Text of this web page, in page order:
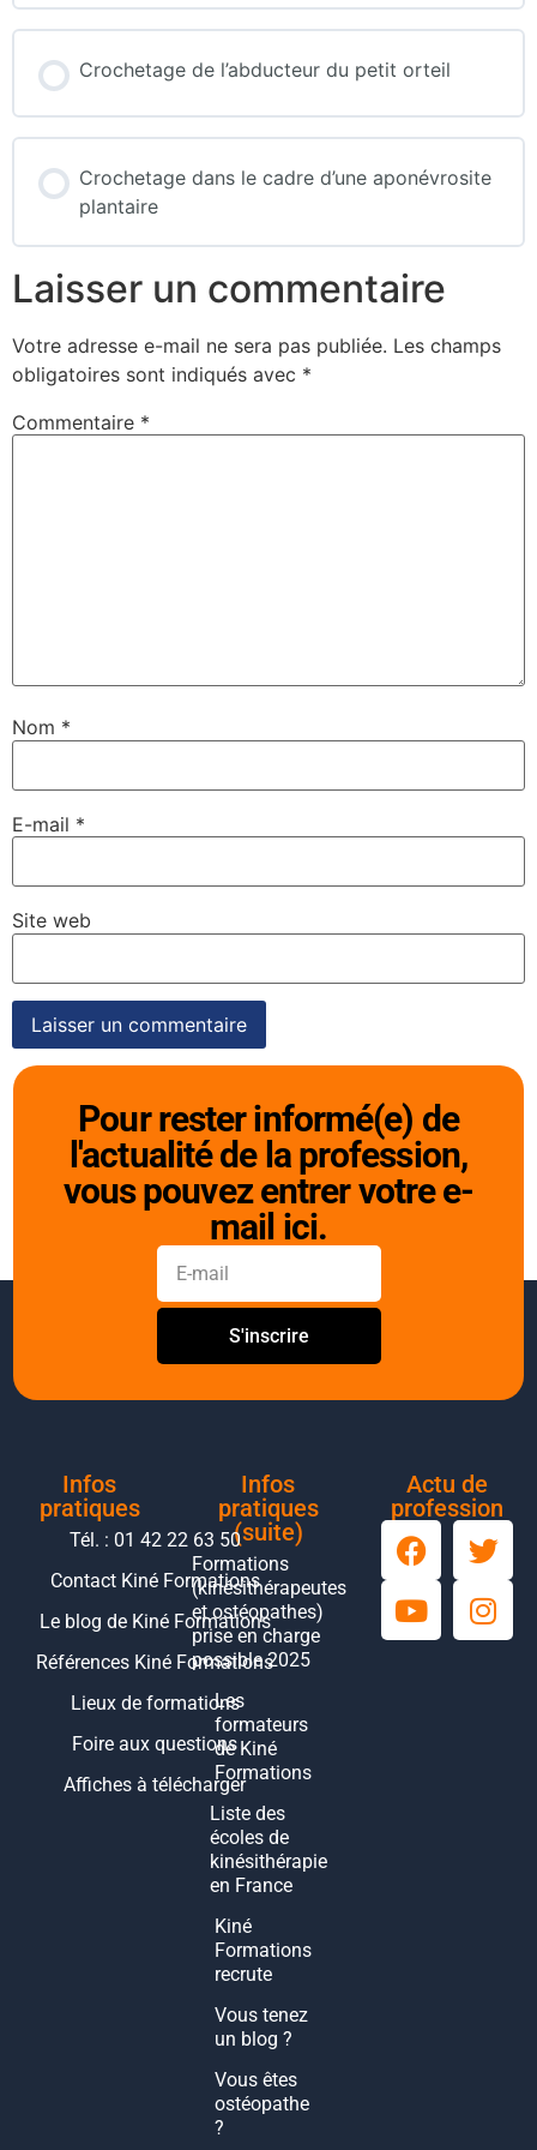
Crochetage de l’abducteur du petit orteil
Crochetage dans le cadre d’une aponévrosite
plantaire
Laisser un commentaire
Votre adresse e-mail ne sera pas publiée. Les champs
obligatoires sont indiqués avec *
Commentaire *
Nom *
E-mail *
Site web
Pour rester informé(e) de
l'actualité de la profession,
vous pouvez entrer votre e-
mail ici.
S'inscrire
Infos
pratiques
Tél. : 01 42 22 63 50
Contact Kiné Formations
Le blog de Kiné Formations
Références Kiné Formations
Lieux de formations
Foire aux questions
Affiches à télécharger
Infos
pratiques
(suite)
Formations
(kinésithérapeutes
et ostéopathes)
prise en charge
possible 2025
Les
formateurs
de Kiné
Formations
Liste des
écoles de
kinésithérapie
en France
Kiné
Formations
recrute
Vous tenez
un blog ?
Vous êtes
ostéopathe
?
Actu de
profession